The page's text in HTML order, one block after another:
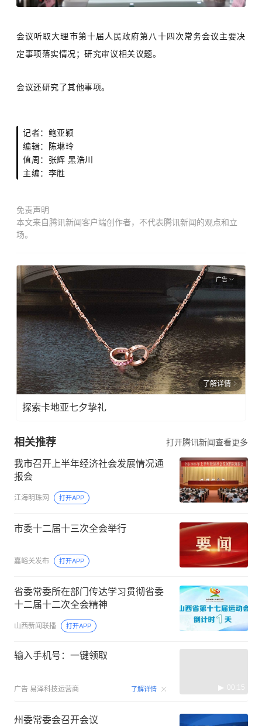
会议听取大理市第十届人民政府第八十四次常务会议主要决
定事项落实情况；研究审议相关议题。
会议还研究了其他事项。
记者：鲍亚颖
编辑：
陈琳玲
值周：张辉 黑浩川
主编：李胜
免责声明
本文来自腾讯新闻客户端创作者，不代表腾讯新闻的观点和立
场。
广告
了解详情
探索卡地亚七夕挚礼
相关推荐 打开腾讯新闻查看更多
我市召开上半年经济社会发展情况通
报会
江海明珠网 打开APP
市委十二届十三次全会举行
嘉峪关发布 打开APP
省委常委所在部门传达学习贯彻省委
十二届十二次全会精神
山西新闻联播 打开APP
输入手机号：一键领取
广告 易泽科技运营商 了解详情 00:15
州委常委会召开会议